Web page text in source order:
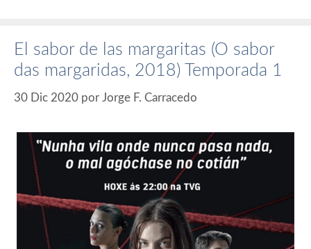
El sabor de las margaritas (O sabor
das margaridas, 2018) Temporada 1
30 Dic 2020 por Jorge F. Carracedo